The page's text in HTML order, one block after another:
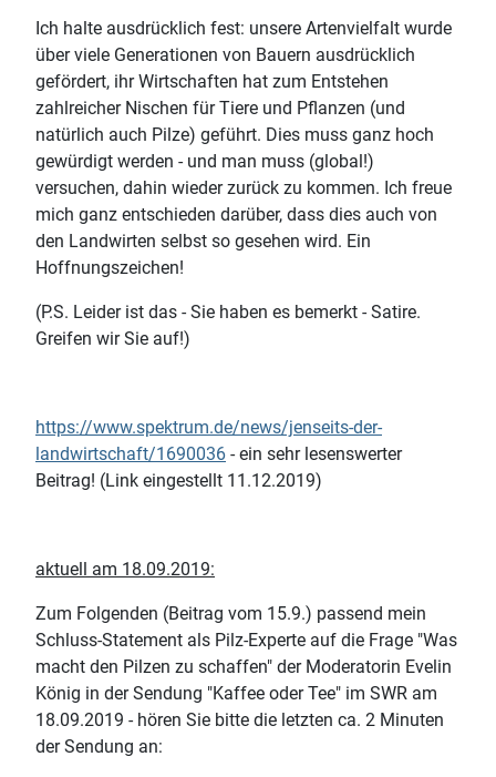
Ich halte ausdrücklich fest: unsere Artenvielfalt wurde
über viele Generationen von Bauern ausdrücklich
gefördert, ihr Wirtschaften hat zum Entstehen
zahlreicher Nischen für Tiere und Pflanzen (und
natürlich auch Pilze) geführt. Dies muss ganz hoch
gewürdigt werden - und man muss (global!)
versuchen, dahin wieder zurück zu kommen. Ich freue
mich ganz entschieden darüber, dass dies auch von
den Landwirten selbst so gesehen wird. Ein
Hoffnungszeichen!
(P.S. Leider ist das - Sie haben es bemerkt - Satire.
Greifen wir Sie auf!)
https://www.spektrum.de/news/jenseits-der-
landwirtschaft/1690036 - ein sehr lesenswerter
Beitrag! (Link eingestellt 11.12.2019)
aktuell am 18.09.2019:
Zum Folgenden (Beitrag vom 15.9.) passend mein
Schluss-Statement als Pilz-Experte auf die Frage "Was
macht den Pilzen zu schaffen" der Moderatorin Evelin
König in der Sendung "Kaffee oder Tee" im SWR am
18.09.2019 - hören Sie bitte die letzten ca. 2 Minuten
der Sendung an: